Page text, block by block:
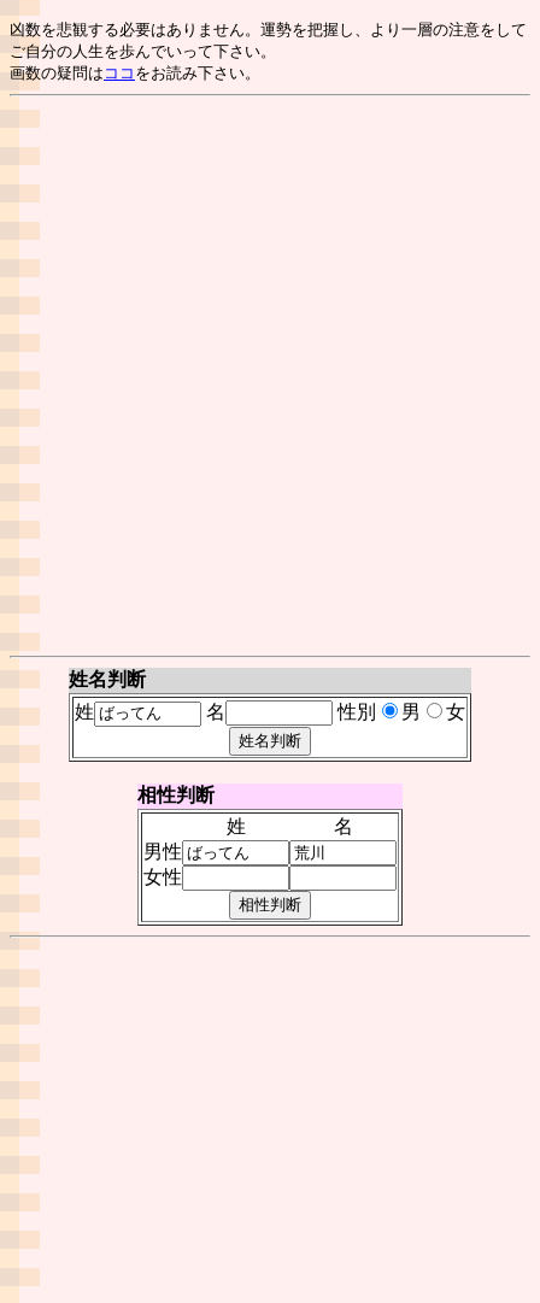
凶数を悲観する必要はありません。運勢を把握し、より一層の注意をして
ご自分の人生を歩んでいって下さい。
画数の疑問は ココ をお読み下さい。
姓名判断
姓
名 性別 男 女
相性判断
姓
名
男性
女性